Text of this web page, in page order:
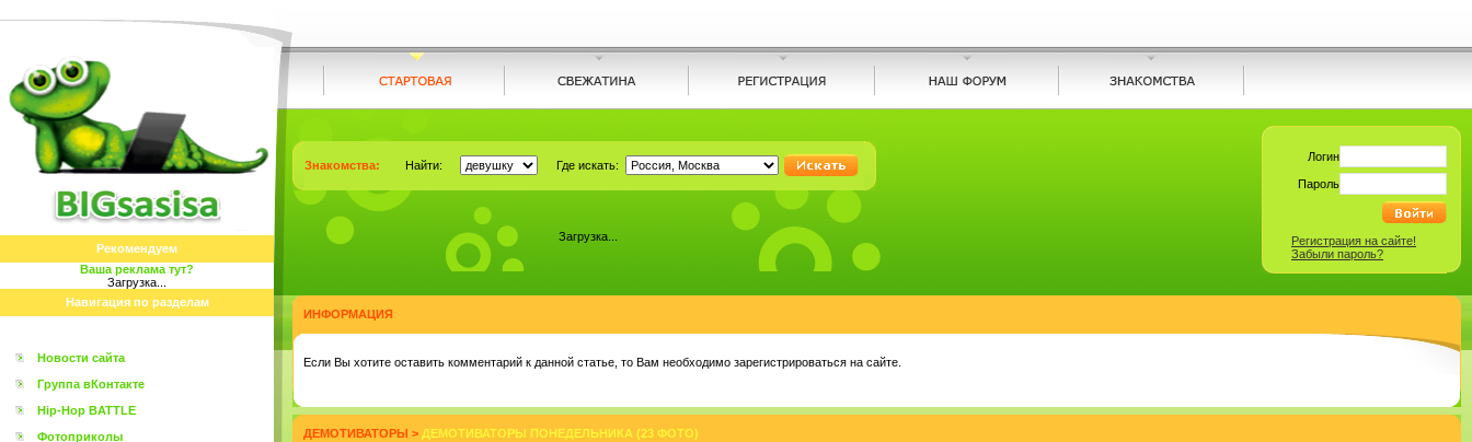
Рекомендуем
Ваша реклама тут?
Загрузка...
Навигация по разделам
Новости сайта
Группа вКонтакте
Hip-Hop BATTLE
Фотоприколы
Знакомства: Найти: Где искать:
Логин
Пароль
Регистрация на сайте!
Забыли пароль?
Загрузка...
ИНФОРМАЦИЯ
Eсли Вы хотите оставить комментарий к данной статье, то Вам необходимо зарегистрироваться на сайте.
ДЕМОТИВАТОРЫ > ДЕМОТИВАТОРЫ ПОНЕДЕЛЬНИКА (23 ФОТО)